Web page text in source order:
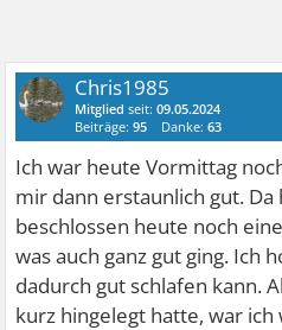
Chris1985
Mitglied seit:09.05.2024
Beiträge:95 Danke:63
Ich war heute Vormittag
mir dann erstaunlich gut. Da
beschlossen heute noch
was auch ganz gut ging. Ich
dadurch gut schlafen kann.
kurz hingelegt hatte, war